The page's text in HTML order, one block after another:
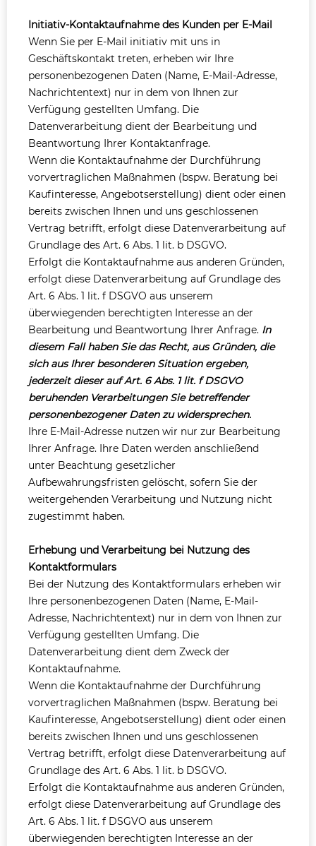
Initiativ-Kontaktaufnahme des Kunden per E-Mail
Wenn Sie per E-Mail initiativ mit uns in
Geschäftskontakt treten, erheben wir Ihre
personenbezogenen Daten (Name, E-Mail-Adresse,
Nachrichtentext) nur in dem von Ihnen zur
Verfügung gestellten Umfang. Die
Datenverarbeitung dient der Bearbeitung und
Beantwortung Ihrer Kontaktanfrage.
Wenn die Kontaktaufnahme der Durchführung
vorvertraglichen Maßnahmen (bspw. Beratung bei
Kaufinteresse, Angebotserstellung) dient oder einen
bereits zwischen Ihnen und uns geschlossenen
Vertrag betrifft, erfolgt diese Datenverarbeitung auf
Grundlage des Art. 6 Abs. 1 lit. b DSGVO.
Erfolgt die Kontaktaufnahme aus anderen Gründen,
erfolgt diese Datenverarbeitung auf Grundlage des
Art. 6 Abs. 1 lit. f DSGVO aus unserem
überwiegenden berechtigten Interesse an der
Bearbeitung und Beantwortung Ihrer Anfrage. In
diesem Fall haben Sie das Recht, aus Gründen, die
sich aus Ihrer besonderen Situation ergeben,
jederzeit dieser auf Art. 6 Abs. 1 lit. f DSGVO
beruhenden Verarbeitungen Sie betreffender
personenbezogener Daten zu widersprechen.
Ihre E-Mail-Adresse nutzen wir nur zur Bearbeitung
Ihrer Anfrage. Ihre Daten werden anschließend
unter Beachtung gesetzlicher
Aufbewahrungsfristen gelöscht, sofern Sie der
weitergehenden Verarbeitung und Nutzung nicht
zugestimmt haben.
Erhebung und Verarbeitung bei Nutzung des
Kontaktformulars
Bei der Nutzung des Kontaktformulars erheben wir
Ihre personenbezogenen Daten (Name, E-Mail-
Adresse, Nachrichtentext) nur in dem von Ihnen zur
Verfügung gestellten Umfang. Die
Datenverarbeitung dient dem Zweck der
Kontaktaufnahme.
Wenn die Kontaktaufnahme der Durchführung
vorvertraglichen Maßnahmen (bspw. Beratung bei
Kaufinteresse, Angebotserstellung) dient oder einen
bereits zwischen Ihnen und uns geschlossenen
Vertrag betrifft, erfolgt diese Datenverarbeitung auf
Grundlage des Art. 6 Abs. 1 lit. b DSGVO.
Erfolgt die Kontaktaufnahme aus anderen Gründen,
erfolgt diese Datenverarbeitung auf Grundlage des
Art. 6 Abs. 1 lit. f DSGVO aus unserem
überwiegenden berechtigten Interesse an der